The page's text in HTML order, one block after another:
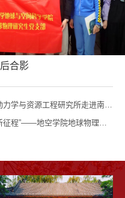
合影
程研究所走进南水北调团城湖教育基地
物理研究生党支部举办爱国教育主题党日活动